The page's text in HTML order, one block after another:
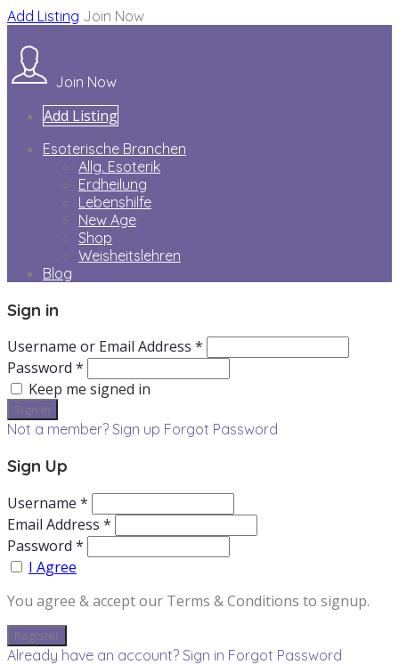
Add Listing Join Now
Join Now
Add Listing
Esoterische Branchen
Allg. Esoterik
Erdheilung
Lebenshilfe
New Age
Shop
Weisheitslehren
Blog
Sign in
Username or Email Address *
Password *
Keep me signed in
Not a member? Sign up Forgot Password
Sign Up
Username *
Email Address *
Password *
I Agree
You agree & accept our Terms & Conditions to signup.
Already have an account? Sign in Forgot Password